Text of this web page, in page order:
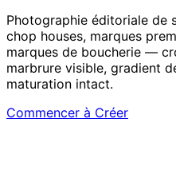
Photographie éditoriale de
chop houses, marques
marques de boucherie —
marbrure visible, gradient
maturation intact.
Commencer à Créer